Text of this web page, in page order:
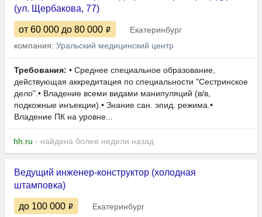
(ул. Щербакова, 77)
от 60 000 до 80 000
Екатеринбург
компания: Уральский медицинский центр
Требования: • Среднее специальное образование,
действующая аккредитация по специальности "Сестринское
дело".• Владение всеми видами манипуляций (в/в,
подкожные инъекции).• Знание сан. эпид. режима.•
Владение ПК на уровне...
hh.ru - найдена более недели назад
Ведущий инженер-конструктор (холодная
штамповка)
до 100 000
Екатеринбург